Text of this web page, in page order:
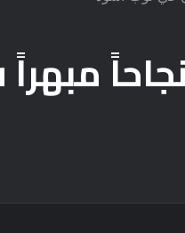
الأخوات نجاحاً